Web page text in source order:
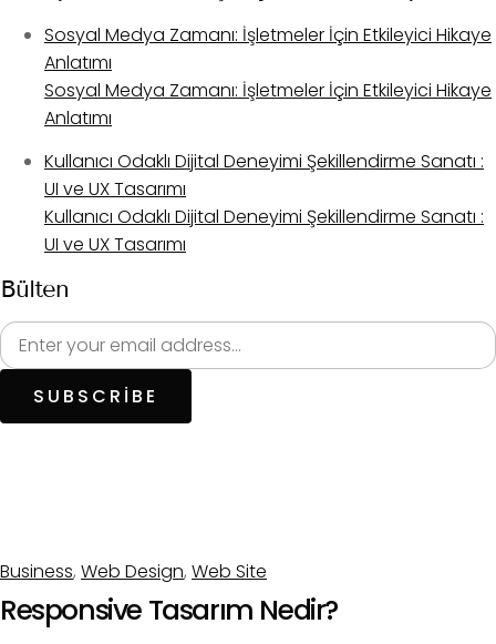
Sosyal Medya Zamanı: İşletmeler İçin Etkileyici Hikaye
Anlatımı
Sosyal Medya Zamanı: İşletmeler İçin Etkileyici Hikaye
Anlatımı
Kullanıcı Odaklı Dijital Deneyimi Şekillendirme Sanatı :
UI ve UX Tasarımı
Kullanıcı Odaklı Dijital Deneyimi Şekillendirme Sanatı :
UI ve UX Tasarımı
Bülten
SUBSCRIBE
Business, Web Design, Web Site
Responsive Tasarım Nedir?